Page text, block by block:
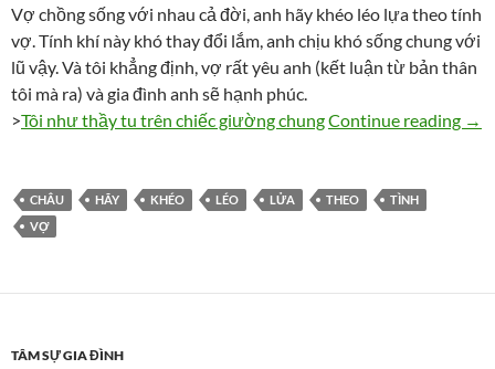
Vợ chồng sống với nhau cả đời, anh hãy khéo léo lựa theo tính
vợ. Tính khí này khó thay đổi lắm, anh chịu khó sống chung với
lũ vậy. Và tôi khẳng định, vợ rất yêu anh (kết luận từ bản thân
tôi mà ra) và gia đình anh sẽ hạnh phúc.
>Tôi như thầy tu trên chiếc giường chungContinue reading →
CHÂU HÃY KHÉO LÉO LỬA THEO
TÌNH
VỢ
TÂM SỰ GIA ĐÌNH